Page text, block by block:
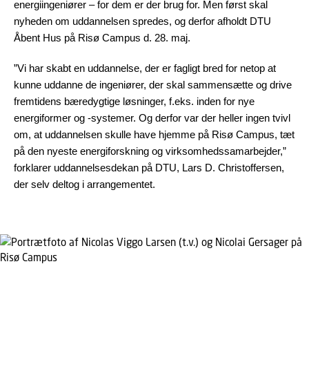
energiingeniører – for dem er der brug for. Men først skal
nyheden om uddannelsen spredes, og derfor afholdt DTU
Åbent Hus på Risø Campus d. 28. maj.
”Vi har skabt en uddannelse, der er fagligt bred for netop at
kunne uddanne de ingeniører, der skal sammensætte og drive
fremtidens bæredygtige løsninger, f.eks. inden for nye
energiformer og -systemer. Og derfor var der heller ingen tvivl
om, at uddannelsen skulle have hjemme på Risø Campus, tæt
på den nyeste energiforskning og virksomhedssamarbejder,”
forklarer uddannelsesdekan på DTU, Lars D. Christoffersen,
der selv deltog i arrangementet.